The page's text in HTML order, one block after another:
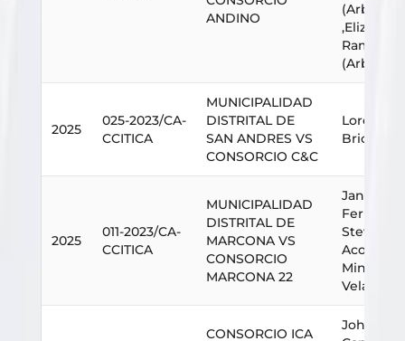
ANDINO
(Arbitro)
Ramos
(Arbitro)
2025
025-2023/CA-
CCITICA
MUNICIPALIDAD
DISTRITAL DE
SAN ANDRES VS
CONSORCIO C&C
Lorena
Briceño
2025
011-2023/CA-
CCITICA
MUNICIPALIDAD
DISTRITAL DE
MARCONA VS
CONSORCIO
MARCONA 22
Janina
Steve
Minchan
Velayarce
CONSORCIO ICA
Johan